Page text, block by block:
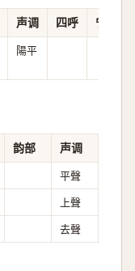
声调 四呼 宁继福
陽平
韵部 声调
平聲
上聲
去聲